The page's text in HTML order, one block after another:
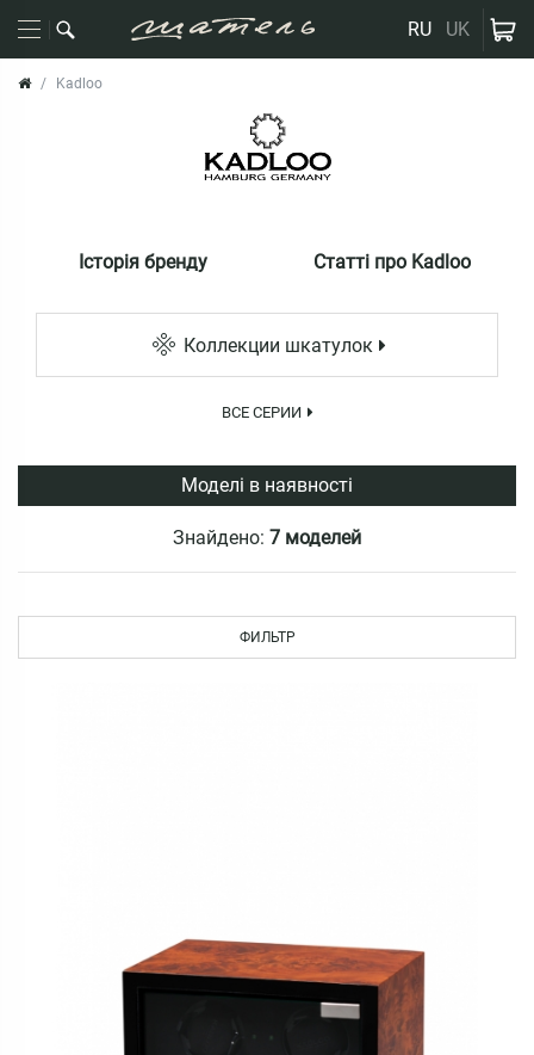
RU UK
Kadloo
Історія бренду Статті про Kadloo
Коллекции шкатулок
ВСЕ СЕРИИ
Моделі в наявності
Знайдено: 7 моделей
ФИЛЬТР